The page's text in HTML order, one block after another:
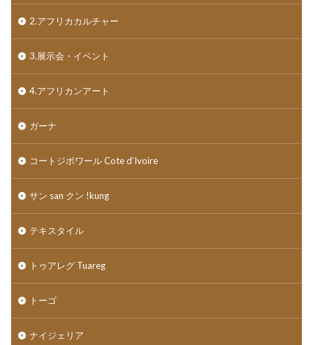
2.アフリカカルチャー
3.展示会・イベント
4.アフリカンアート
ガーナ
コートジボワール Cote d’Ivoire
サン san クン !kung
テキスタイル
トゥアレグ Tuareg
トーゴ
ナイジェリア